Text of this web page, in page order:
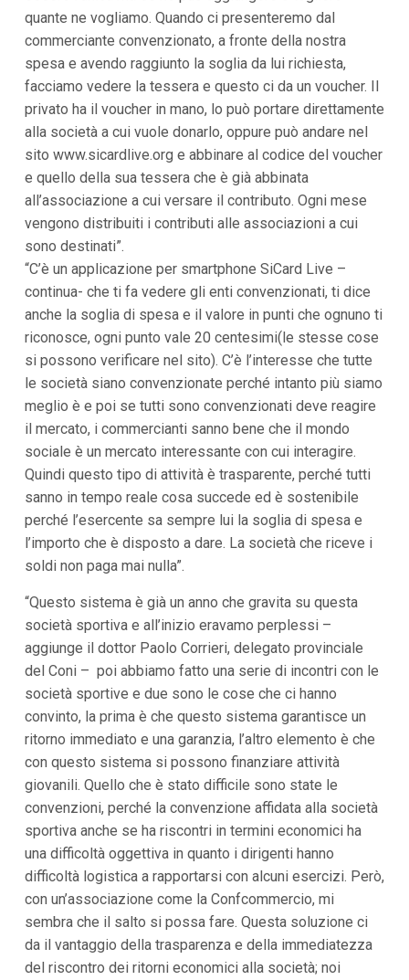
quante ne vogliamo. Quando ci presenteremo dal
commerciante convenzionato, a fronte della nostra
spesa e avendo raggiunto la soglia da lui richiesta,
facciamo vedere la tessera e questo ci da un voucher. Il
privato ha il voucher in mano, lo può portare direttamente
alla società a cui vuole donarlo, oppure può andare nel
sito www.sicardlive.org e abbinare al codice del voucher
e quello della sua tessera che è già abbinata
all’associazione a cui versare il contributo. Ogni mese
vengono distribuiti i contributi alle associazioni a cui
sono destinati”.
“C’è un applicazione per smartphone SiCard Live –
continua- che ti fa vedere gli enti convenzionati, ti dice
anche la soglia di spesa e il valore in punti che ognuno ti
riconosce, ogni punto vale 20 centesimi(le stesse cose
si possono verificare nel sito). C’è l’interesse che tutte
le società siano convenzionate perché intanto più siamo
meglio è e poi se tutti sono convenzionati deve reagire
il mercato, i commercianti sanno bene che il mondo
sociale è un mercato interessante con cui interagire.
Quindi questo tipo di attività è trasparente, perché tutti
sanno in tempo reale cosa succede ed è sostenibile
perché l’esercente sa sempre lui la soglia di spesa e
l’importo che è disposto a dare. La società che riceve i
soldi non paga mai nulla”.
“Questo sistema è già un anno che gravita su questa
società sportiva e all’inizio eravamo perplessi –
aggiunge il dottor Paolo Corrieri, delegato provinciale
del Coni – poi abbiamo fatto una serie di incontri con le
società sportive e due sono le cose che ci hanno
convinto, la prima è che questo sistema garantisce un
ritorno immediato e una garanzia, l’altro elemento è che
con questo sistema si possono finanziare attività
giovanili. Quello che è stato difficile sono state le
convenzioni, perché la convenzione affidata alla società
sportiva anche se ha riscontri in termini economici ha
una difficoltà oggettiva in quanto i dirigenti hanno
difficoltà logistica a rapportarsi con alcuni esercizi. Però,
con un’associazione come la Confcommercio, mi
sembra che il salto si possa fare. Questa soluzione ci
da il vantaggio della trasparenza e della immediatezza
del riscontro dei ritorni economici alla società; noi